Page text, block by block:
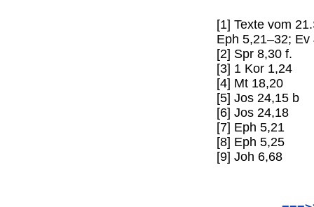
[1] Texte vom
Eph 5,21–32;
[2] Spr 8,30 f.
[3] 1 Kor 1,24
[4] Mt 18,20
[5] Jos 24,15 b
[6] Jos 24,18
[7] Eph 5,21
[8] Eph 5,25
[9] Joh 6,68